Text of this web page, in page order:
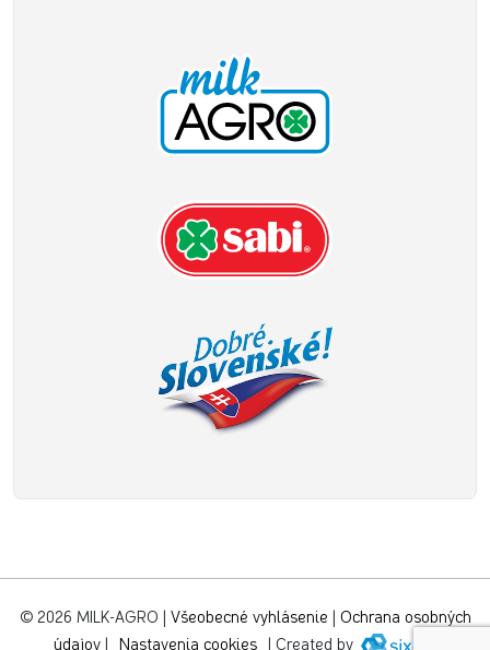
© 2026 MILK-AGRO Všeobecné vyhlásenie
Ochrana osobných
údajov| Nastavenia cookies Created by